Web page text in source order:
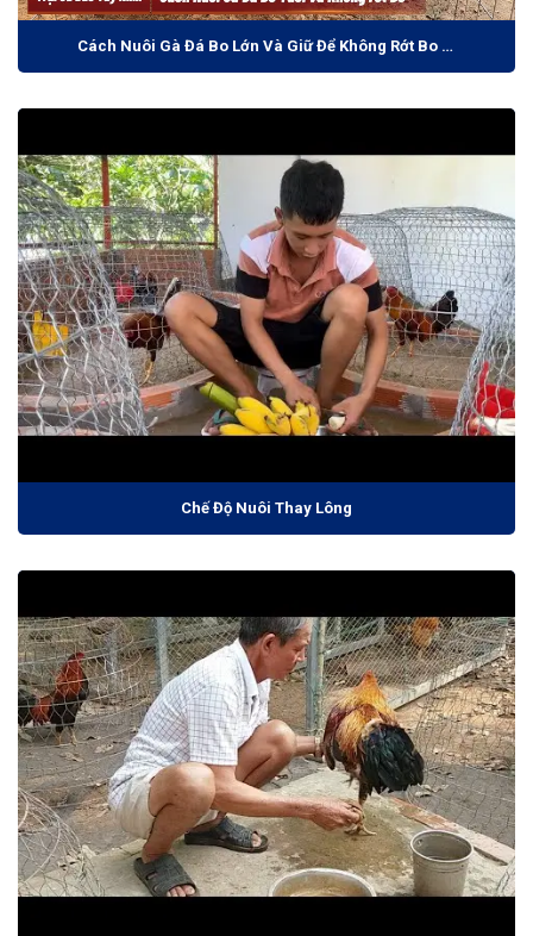
Cách Nuôi Gà Đá Bo Lớn Và Giữ Để Không Rớt Bo Và Chỗ Nuôi Phù Hợp
Chế Độ Nuôi Thay Lông